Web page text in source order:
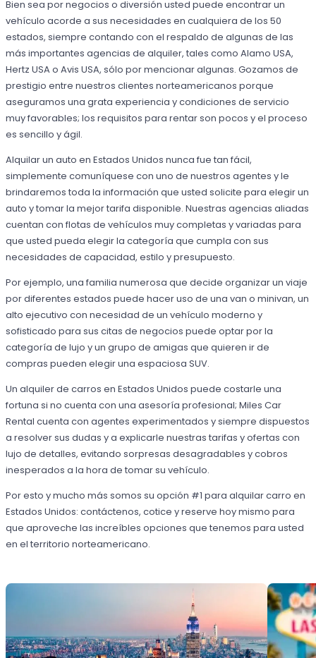
Bien sea por negocios o diversión usted puede encontrar un
vehículo acorde a sus necesidades en cualquiera de los 50
estados, siempre contando con el respaldo de algunas de las
más importantes agencias de alquiler, tales como Alamo USA,
Hertz USA o Avis USA, sólo por mencionar algunas. Gozamos de
prestigio entre nuestros clientes norteamericanos porque
aseguramos una grata experiencia y condiciones de servicio
muy favorables; los requisitos para rentar son pocos y el proceso
es sencillo y ágil.
Alquilar un auto en Estados Unidos nunca fue tan fácil,
simplemente comuníquese con uno de nuestros agentes y le
brindaremos toda la información que usted solicite para elegir un
auto y tomar la mejor tarifa disponible. Nuestras agencias aliadas
cuentan con flotas de vehículos muy completas y variadas para
que usted pueda elegir la categoría que cumpla con sus
necesidades de capacidad, estilo y presupuesto.
Por ejemplo, una familia numerosa que decide organizar un viaje
por diferentes estados puede hacer uso de una van o minivan, un
alto ejecutivo con necesidad de un vehículo moderno y
sofisticado para sus citas de negocios puede optar por la
categoría de lujo y un grupo de amigas que quieren ir de
compras pueden elegir una espaciosa SUV.
Un alquiler de carros en Estados Unidos puede costarle una
fortuna si no cuenta con una asesoría profesional; Miles Car
Rental cuenta con agentes experimentados y siempre dispuestos
a resolver sus dudas y a explicarle nuestras tarifas y ofertas con
lujo de detalles, evitando sorpresas desagradables y cobros
inesperados a la hora de tomar su vehículo.
Por esto y mucho más somos su opción #1 para alquilar carro en
Estados Unidos: contáctenos, cotice y reserve hoy mismo para
que aproveche las increíbles opciones que tenemos para usted
en el territorio norteamericano.